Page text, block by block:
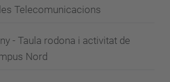
Telecomunicacions
- Taula rodona i activitat de
Nord